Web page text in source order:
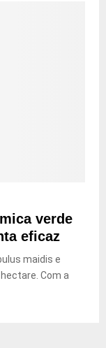
verde
eficaz
maidis e
Com a